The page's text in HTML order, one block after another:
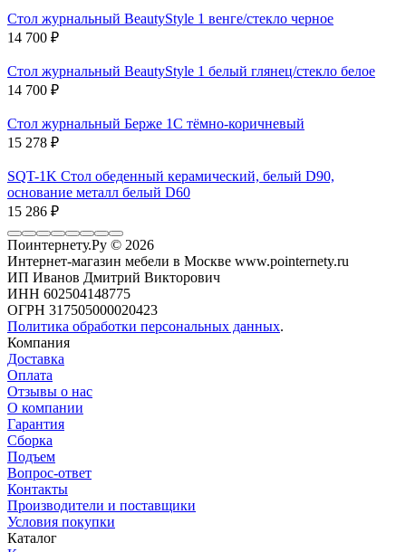
Стол журнальный BeautyStyle 1 венге/стекло черное
14 700 ₽
Стол журнальный BeautyStyle 1 белый глянец/стекло белое
14 700 ₽
Стол журнальный Берже 1С тёмно-коричневый
15 278 ₽
SQT-1K Стол обеденный керамический, белый D90,
основание металл белый D60
15 286 ₽
Поинтернету.Ру © 2026
Интернет-магазин мебели в Москве www.pointernety.ru
ИП Иванов Дмитрий Викторович
ИНН 602504148775
ОГРН 317505000020423
Политика обработки персональных данных.
Компания
Доставка
Оплата
Отзывы о нас
О компании
Гарантия
Сборка
Подъем
Вопрос-ответ
Контакты
Производители и поставщики
Условия покупки
Каталог